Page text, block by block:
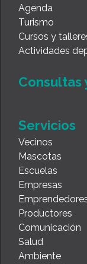
Agenda
Turismo
Cursos y
Actividades
Consultas
Servicios
Vecinos
Mascotas
Escuelas
Empresas
Productores
Comunicación
Salud
Ambiente